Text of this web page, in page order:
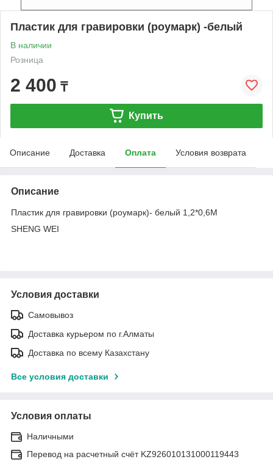
Пластик для гравировки (роумарк) -белый
В наличии
Розница
2 400 ₸
Купить
Описание Доставка Оплата Условия возврата
Описание
Пластик для гравировки (роумарк)- белый 1,2*0,6M
SHENG WEI
Условия доставки
Самовывоз
Доставка курьером по г.Алматы
Доставка по всему Казахстану
Все условия доставки
Условия оплаты
Наличными
Перевод на расчетный счёт KZ926010131000119443